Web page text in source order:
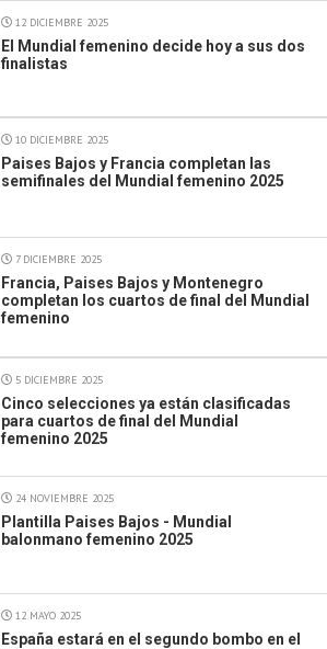
12 DICIEMBRE 2025
El Mundial femenino decide hoy a sus dos
finalistas
10 DICIEMBRE 2025
Paises Bajos y Francia completan las
semifinales del Mundial femenino 2025
7 DICIEMBRE 2025
Francia, Paises Bajos y Montenegro
completan los cuartos de final del Mundial
femenino
5 DICIEMBRE 2025
Cinco selecciones ya están clasificadas
para cuartos de final del Mundial
femenino 2025
24 NOVIEMBRE 2025
Plantilla Paises Bajos - Mundial
balonmano femenino 2025
12 MAYO 2025
España estará en el segundo bombo en el